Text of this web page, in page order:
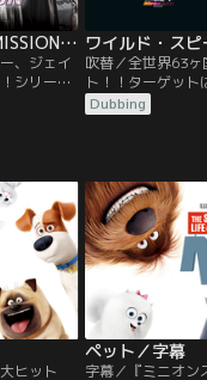
ワイルド・スピード SKY MISSION／吹替【ポール・ウォーカー＋ジェイソン・ステイサム】
、ジェイ
シリーズ
、フルス
アクショ
いま始動
吹替／全世界63
ト！！ターゲッ
自由を得るための
き出す。重力を無
ストに向けて加速
Dubbing
ヒット
ペット／字幕
字幕／『ミニオン